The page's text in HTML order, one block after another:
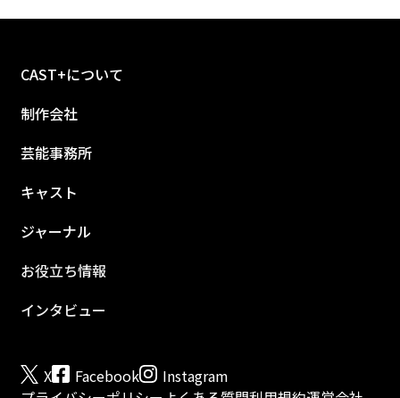
CAST+について
制作会社
芸能事務所
キャスト
ジャーナル
お役立ち情報
インタビュー
X Facebook
Instagram